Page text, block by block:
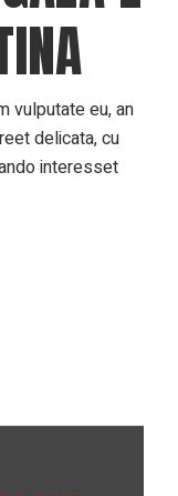
vulputate eu, an
delicata, cu
interesset